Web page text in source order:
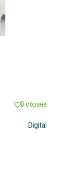
В обране
Digital